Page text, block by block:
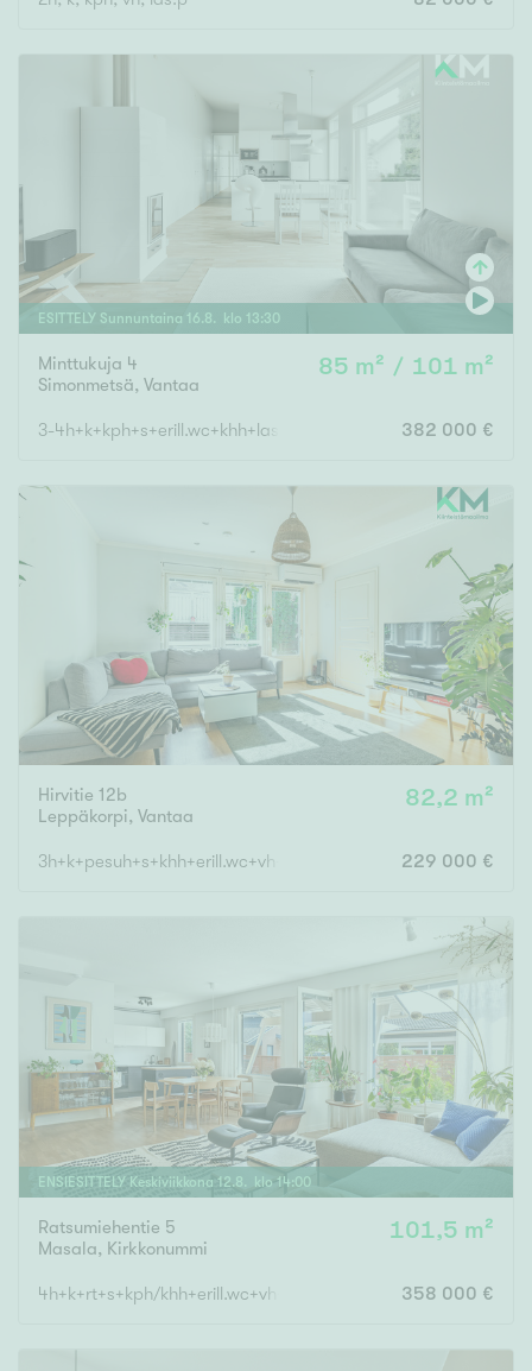
ESITTELY Sunnuntaina 16. 8 . klo 13:30
Minttukuja 4
Simonmetsä, Vantaa
85 m² / 101 m²
3-4h+k+kph+s+erill.wc+khh+lasitettu terassi+autokatos
382 000 €
Hirvitie 12b
Leppäkorpi, Vantaa
82,2 m²
3h+k+pesuh+s+khh+erill.wc+vh+var. 229 000 €
ENSIESITTELY Keskiviikkona 12.8. klo 14:00
Ratsumiehentie 5
Masala, Kirkkonummi
101,5 m²
4h+k+rt+s+kph/khh+erill.wc+vh+et+ tk 358 000 €